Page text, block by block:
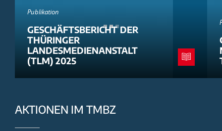
Publikation
GESCHÄFTSBERICHT DER
THÜRINGER
LANDESMEDIENANSTALT
(TLM) 2025
AKTIONEN IM TMBZ